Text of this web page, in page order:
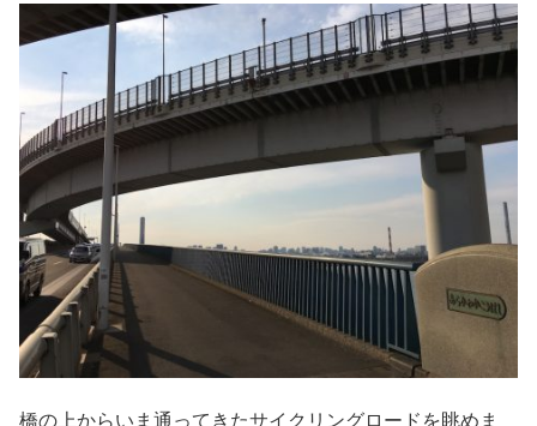
橋の上からいま通ってきたサイクリングロードを眺めま